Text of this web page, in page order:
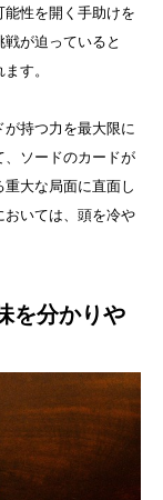
性を開く手助けを
が迫っていると
す。
持つ力を最大限に
、ソードのカードが
大な局面に直面し
おいては、頭を冷や
を分かりや